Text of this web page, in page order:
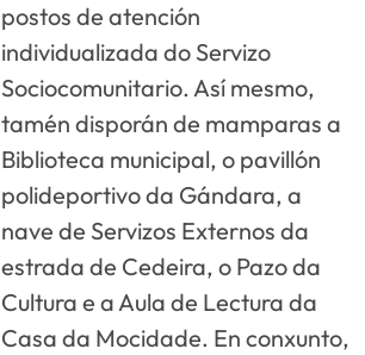
postos de atención
individualizada do Servizo
Sociocomunitario. Así mesmo,
tamén disporán de mamparas a
Biblioteca municipal, o pavillón
polideportivo da Gándara, a
nave de Servizos Externos da
estrada de Cedeira, o Pazo da
Cultura e a Aula de Lectura da
Casa da Mocidade. En conxunto,